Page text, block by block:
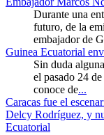
Durante una
futuro, de la
embajador de
Guinea Ecuatorial
Sin duda
el pasado 24
conoce de...
Caracas fue el
Delcy Rodríguez, y
Ecuatorial